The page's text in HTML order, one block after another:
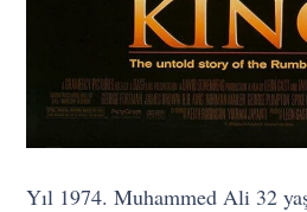
Yıl 1974. Muhammed Ali 32